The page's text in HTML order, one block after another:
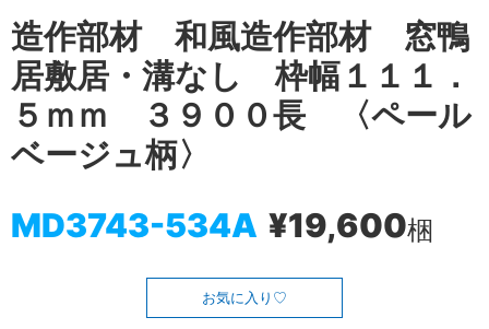
造作部材 和風造作部材 窓鴨
居敷居・溝なし 枠幅１１１．
５ｍｍ ３９００長 〈ペール
ベージュ柄〉
MD3743-534A ¥19,600梱
お気に入り